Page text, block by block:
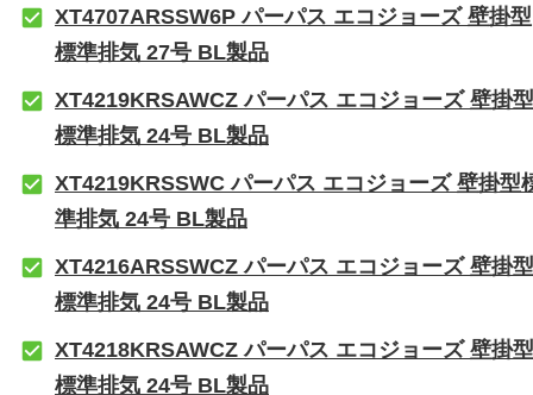
XT4707ARSSW6P パーパス エコジョーズ 壁掛型
標準排気 27号 BL製品
XT4219KRSAWCZ パーパス エコジョーズ 壁掛型
標準排気 24号 BL製品
XT4219KRSSWC パーパス エコジョーズ 壁掛型
準排気 24号 BL製品
XT4216ARSSWCZ パーパス エコジョーズ 壁掛型
標準排気 24号 BL製品
XT4218KRSAWCZ パーパス エコジョーズ 壁掛型
標準排気 24号 BL製品